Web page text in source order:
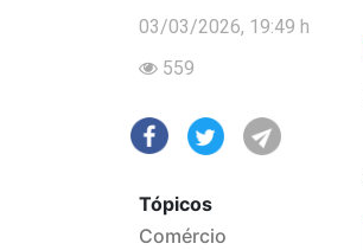
03/03/2026, 19:49 h
559
Tópicos
Comércio